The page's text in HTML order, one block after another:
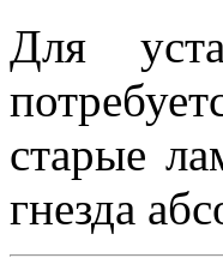
Для
старые
гнезда